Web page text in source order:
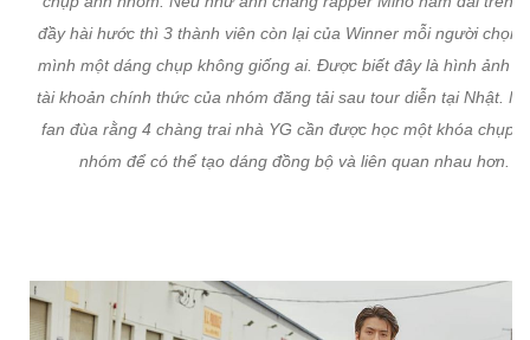
đầy hài hước thì 3 thành viên còn lại của Winner mỗi người chọn
mình một dáng chụp không giống ai. Được biết đây là hình ảnh
tài khoản chính thức của nhóm đăng tải sau tour diễn tại Nhật.
fan đùa rằng 4 chàng trai nhà YG cần được học một khóa chụp
nhóm để có thể tạo dáng đồng bộ và liên quan nhau hơn.